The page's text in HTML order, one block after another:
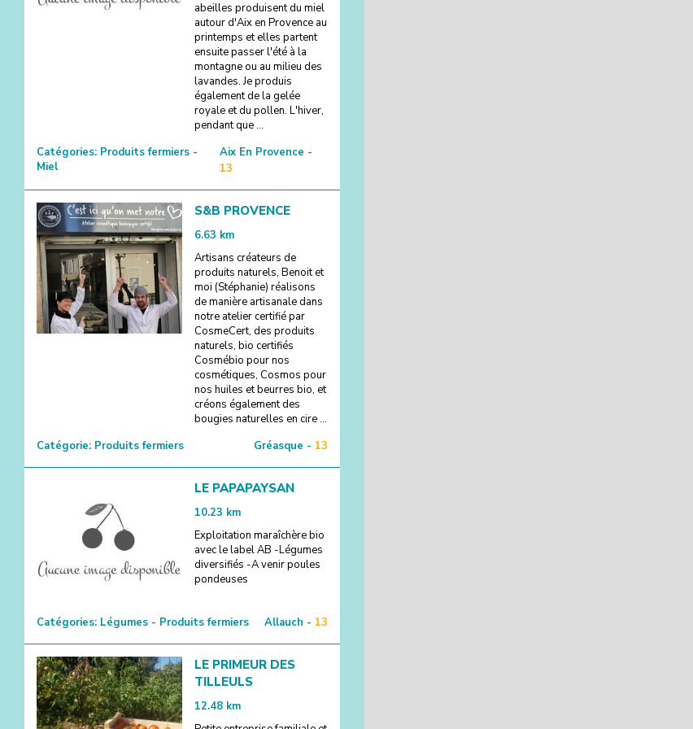
abeilles produisent du miel
autour d'Aix en Provence au
printemps et elles partent
ensuite passer l'été à la
montagne ou au milieu des
lavandes. Je produis
également de la gelée
royale et du pollen. L'hiver,
pendant que ...
Catégories: Produits fermiers -
Miel
Aix En Provence -
13
S&B PROVENCE
6.63 km
Artisans créateurs de
produits naturels, Benoit et
moi (Stéphanie) réalisons
de manière artisanale dans
notre atelier certifié par
CosmeCert, des produits
naturels, bio certifiés
Cosmébio pour nos
cosmétiques, Cosmos pour
nos huiles et beurres bio, et
créons également des
bougies naturelles en cire ...
Catégorie: Produits fermiers Gréasque - 13
LE PAPAPAYSAN
10.23 km
Exploitation maraîchère bio
avec le label AB -Légumes
diversifiés -A venir poules
pondeuses
Catégories: Légumes - Produits fermiers Allauch - 13
LE PRIMEUR DES
TILLEULS
12.48 km